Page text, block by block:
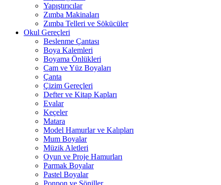
Yapıştırıcılar
Zımba Makinaları
Zımba Telleri ve Sökücüler
Okul Gereçleri
Beslenme Çantası
Boya Kalemleri
Boyama Önlükleri
Cam ve Yüz Boyaları
Çanta
Çizim Gereçleri
Defter ve Kitap Kapları
Evalar
Keçeler
Matara
Model Hamurlar ve Kalıpları
Mum Boyalar
Müzik Aletleri
Oyun ve Proje Hamurları
Parmak Boyalar
Pastel Boyalar
Ponpon ve Şöniller